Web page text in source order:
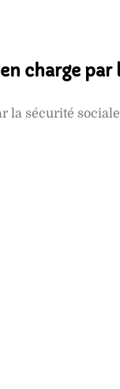
charge par
la sécurité